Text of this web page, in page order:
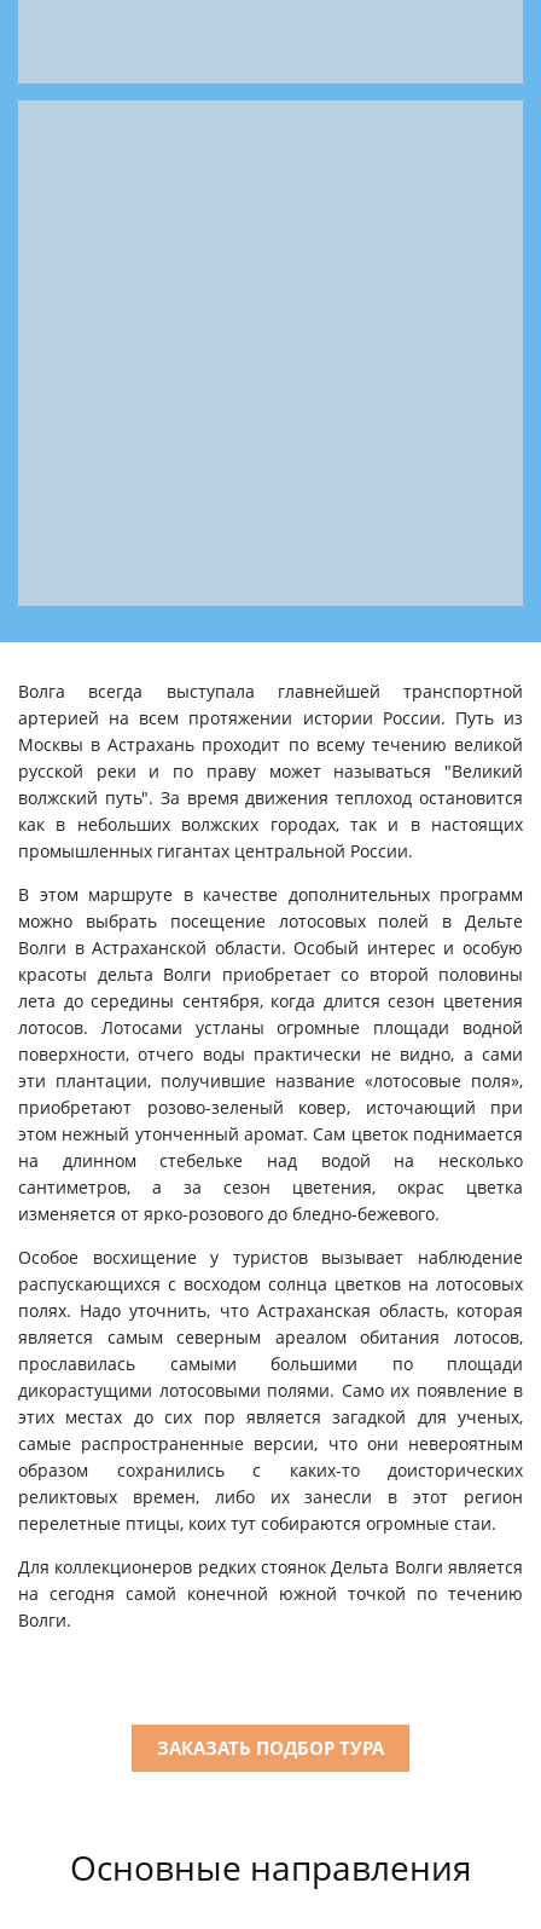
Волга всегда выступала главнейшей транспортной
артерией на всем протяжении истории России. Путь из
Москвы в Астрахань проходит по всему течению великой
русской реки и по праву может называться "Великий
волжский путь". За время движения теплоход остановится
как в небольших волжских городах, так и в настоящих
промышленных гигантах центральной России.
В этом маршруте в качестве дополнительных программ
можно выбрать посещение лотосовых полей в Дельте
Волги в Астраханской области.Особый интерес и особую
красоты дельта Волги приобретает со второй половины
лета до середины сентября, когда длится сезон цветения
лотосов. Лотосами устланы огромные площади водной
поверхности, отчего воды практически не видно, а сами
эти плантации, получившие название «лотосовые поля»,
приобретают розово-зеленый ковер, источающий при
этом нежный утонченный аромат. Сам цветок поднимается
на длинном стебельке над водой на несколько
сантиметров, а за сезон цветения, окрас цветка
изменяется от ярко-розового до бледно-бежевого.
Особое восхищение у туристов вызывает наблюдение
распускающихся с восходом солнца цветков на лотосовых
полях. Надо уточнить, что Астраханская область, которая
является самым северным ареалом обитания лотосов,
прославилась самыми большими по площади
дикорастущими лотосовыми полями. Само их появление в
этих местах до сих пор является загадкой для ученых,
самые распространенные версии, что они невероятным
образом сохранились с каких-то доисторических
реликтовых времен, либо их занесли в этот регион
перелетные птицы, коих тут собираются огромные стаи.
Для коллекционеров редких стоянок Дельта Волги является
на сегодня самой конечной южной точкой по течению
Волги.
ЗАКАЗАТЬ ПОДБОР ТУРА
Основные направления